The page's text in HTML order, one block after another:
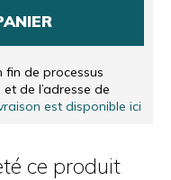
fin de processus
de l’adresse de
est disponible ici
ce produit